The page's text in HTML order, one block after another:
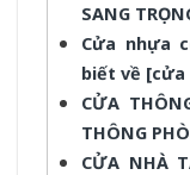
SANG
Cửa nhựa
biết về
CỬA
THÔNG
CỬA NHÀ